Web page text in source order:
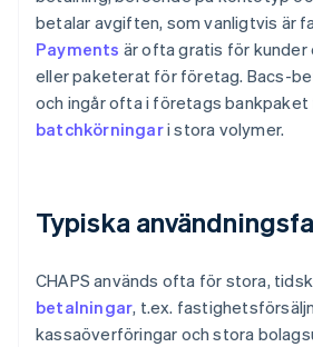
betalar avgiften, som vanligtvis är
Payments är ofta gratis för
eller paketerat för företag. Bacs-
och ingår ofta i företags
batchkörningari stora volymer.
Typiska
CHAPS används ofta för stora,
betalningar, t.ex.
kassaöverföringar och stora